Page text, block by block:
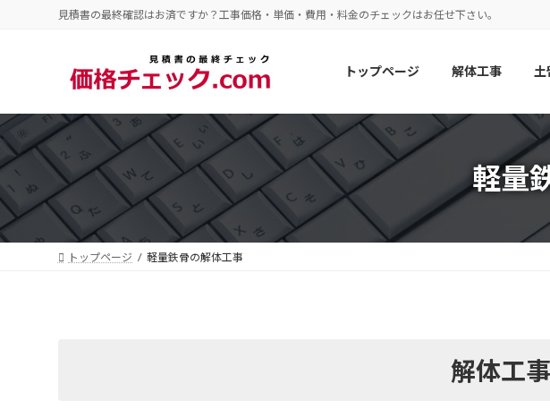
へ
ス
キ
プ
ョ
ン
に
動
見積書の最終確認はお済ですか？工事価格・単価・費用・料金のチェックはお任せ下さい。
トップページ 解体工事 土
軽量
トップページ 軽量鉄骨の解体工事
解体工